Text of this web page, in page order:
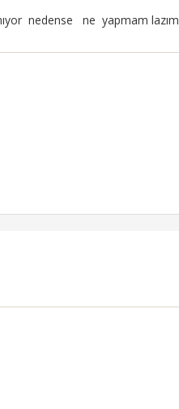
nedense ne yapmam lazım